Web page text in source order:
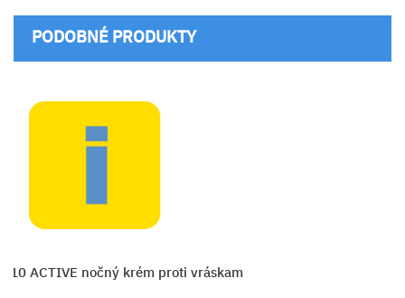
PODOBNÉ PRODUKTY
ACTIVE nočný krém proti vráskam